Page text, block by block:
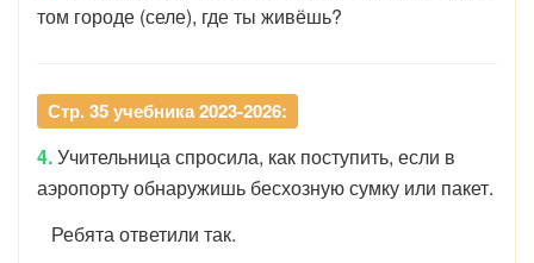
том городе (селе), где ты живёшь?
Стр. 35 учебника 2023-2026:
4.Учительница спросила, как поступить, если в
аэропорту обнаружишь бесхозную сумку или пакет.
Ребята ответили так.